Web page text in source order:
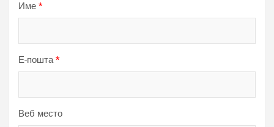
Име *
Е-пошта*
Веб место